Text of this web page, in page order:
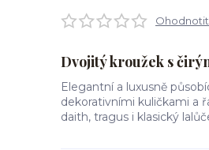
Dvojitý kroužek s
Elegantní a luxusně
dekorativními kuličkami a
daith, tragus i klasický